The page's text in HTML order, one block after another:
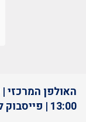
13:00 | פייסבוק לייב